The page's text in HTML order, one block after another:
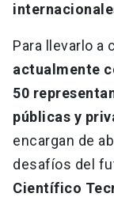
Para llevarlo a
actualmente
50
públicas y
encargan de
desafíos del
Científico